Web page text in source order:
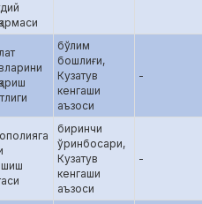
бўлим
бошлиғи,
Кузатув
кенгаши
аъзоси
-
биринчи
ўринбосари,
Кузатув
кенгаши
аъзоси
-